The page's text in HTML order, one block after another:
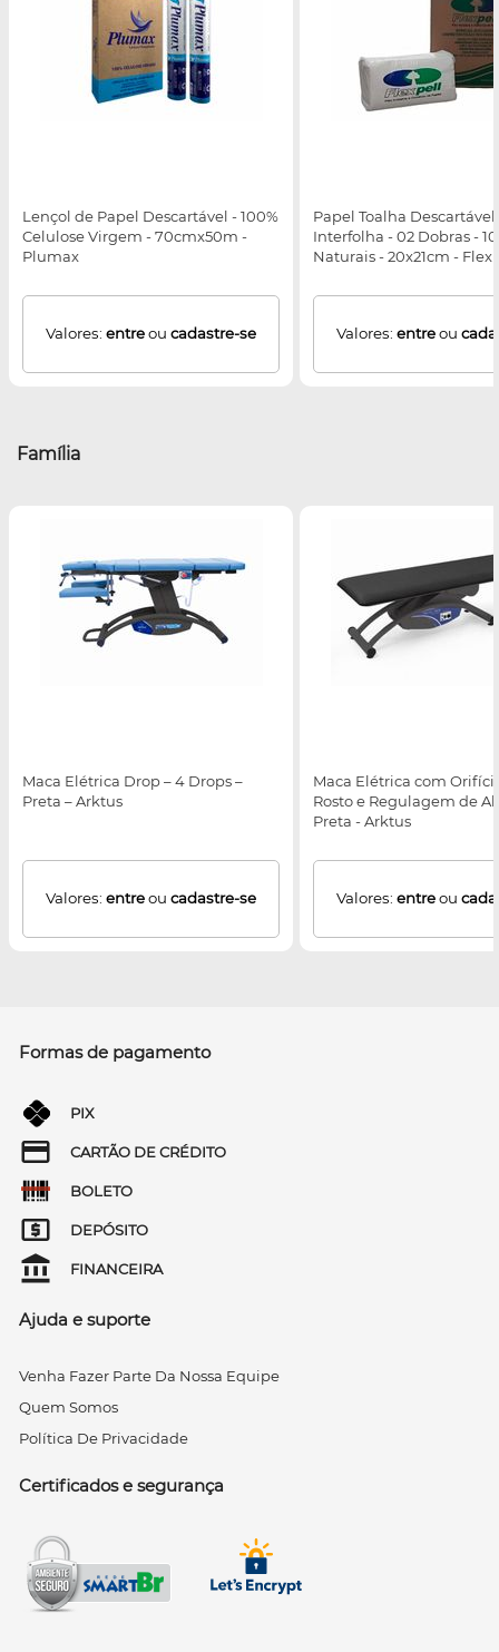
Lençol de Papel Descartável - 100%
Celulose Virgem - 70cmx50m -
Plumax
Valores: entreou cadastre-se
Papel Toalha Descartável
Interfolha - 02 Dobras -
Naturais - 20x21cm -
Valores: entreou
Família
Maca Elétrica Drop – 4 Drops –
Preta – Arktus
Valores: entreou cadastre-se
Maca Elétrica com
Rosto e Regulagem de
Preta - Arktus
Valores: entreou
Formas de pagamento
PIX
CARTÃO DE CRÉDITO
BOLETO
DEPÓSITO
FINANCEIRA
Ajuda e suporte
Venha Fazer Parte Da Nossa Equipe
Quem Somos
Política De Privacidade
Certificados e segurança